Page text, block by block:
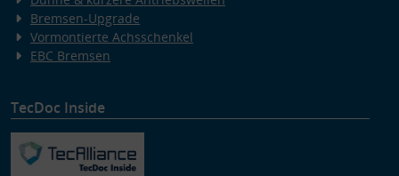
Bremsen-Upgrade
Vormontierte Achsschenkel
EBC Bremsen
TecDoc Inside